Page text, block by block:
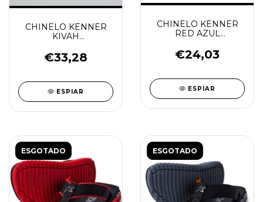
CHINELO KENNER
KIVAH
€33,28
ESPIAR
CHINELO KENNER
RED AZUL
€24,03
ESPIAR
ESGOTADO ESGOTADO